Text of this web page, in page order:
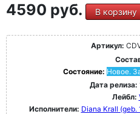
4590 руб. В корзину
Артикул:
Состояние: Новое.
Дата релиза:
Лейбл:
Исполнители: Diana Krall (geb.